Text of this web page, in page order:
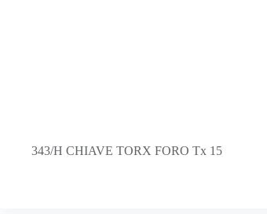
343/H CHIAVE TORX FORO Tx 15